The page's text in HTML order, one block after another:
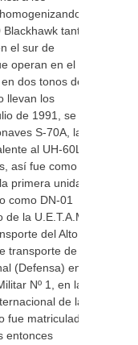
tanto
el sur de
operan en el
dos tonos de
llevan los
de 1991, se
S-70A, la
al UH-60L
así fue como
primera unidad
como DN-01
la U.E.T.A.M.
del Alto
transporte de la
(Defensa) en
Nº 1, en la
de la
fue matriculado
entonces